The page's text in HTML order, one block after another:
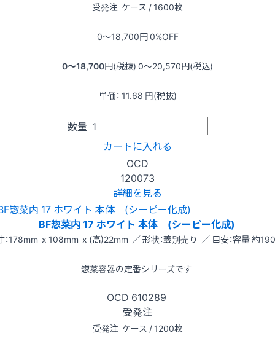
受発注 ケース / 1600枚
0〜18,700円0%OFF
0〜18,700円(税抜) 0〜20,570円(税込)
単価： 11.68 円(税抜)
数量
カートに入れる
OCD
120073
詳細を見る
BF惣菜内 17 ホワイト 本体 (シーピー化成)
：178mm x 108mm x (高)22mm ／ 形状：蓋別売り ／ 目安：容量 約
惣菜容器の定番シリーズです
OCD 610289
受発注
受発注 ケース / 1200枚